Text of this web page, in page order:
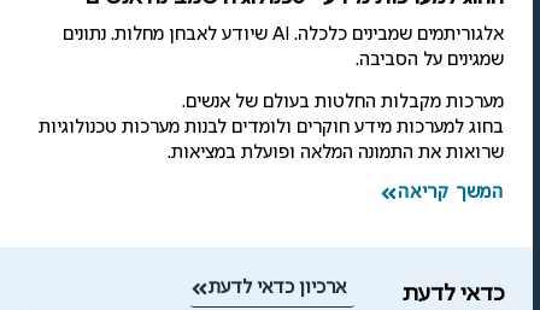
אלגוריתמים שמבינים כלכלה. AI שיודע לאבחן מחלות. נתונים
שמגינים על הסביבה.
מערכות מקבלות החלטות בעולם של אנשים.
בחוג למערכות מידע חוקרים ולומדים לבנות מערכות טכנולוגיות
שרואות את התמונה המלאה ופועלת במציאות.
המשך קריאה
כדאי לדעת ארכיון כדאי לדעת